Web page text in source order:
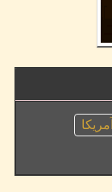
آمریكا